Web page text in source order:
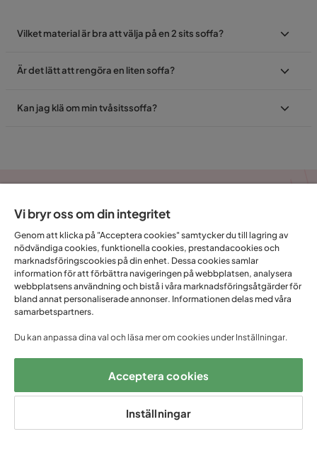
Vilket material är bra att välja på en 2 sits soffa?
Tyg
Är det lätt att rengöra en liten soffa?
Kan jag klä om min tvåsitssoffa?
FÅ UNIKA ERBJUDANDEN
– ANMÄL DIG TILL VÅRT
NYHETSBREV!
Email
nyhetsbrev och godkänner att Trademax behandlar mina
personuppgifter för att kunna skicka marknadsföringsmaterial som
Vi bryr oss om din integritet
Genom att klicka på "Acceptera cookies" samtycker du till lagring av
nödvändiga cookies, funktionella cookies, prestandacookies och
marknadsföringscookies på din enhet. Dessa cookies samlar
information för att förbättra navigeringen på webbplatsen, analysera
webbplatsens användning och bistå i våra marknadsföringsåtgärder för
bland annat personaliserade annonser. Informationen delas med våra
samarbetspartners.
Du kan anpassa dina val och läsa mer om cookies under Inställningar.
Acceptera cookies
Inställningar